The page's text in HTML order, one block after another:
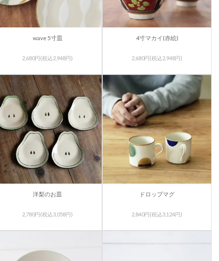
wave 5寸皿
2,680円(税込2,948円)
4寸マカイ(赤絵)
2,680円(税込2,948円)
洋梨のお皿
2,780円(税込3,058円)
ドロップマグ
2,840円(税込3,124円)